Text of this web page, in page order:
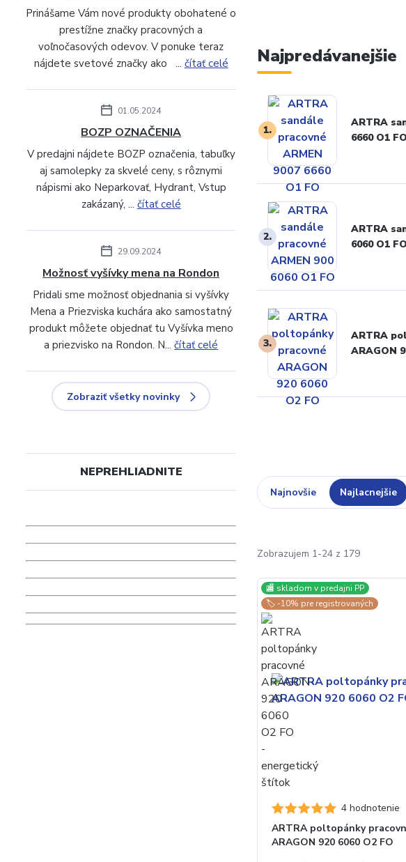
Najpredávanejšie
1.
ARTRA
6660 O1 FO
2.
ARTRA
6060 O1 FO
3.
ARTRA
ARAGON
Najnovšie Najlacnejšie
Zobrazujem 1-24 z 179
🏬 skladom v predajni PP
🏷️ -10% pre registrovaných
4 hodnotenie
ARTRA poltopánky
ARAGON 920 6060 O2 FO
Prinášame Vám nové produkty obohatené o
prestížne značky pracovných a
voľnočasových odevov. V ponuke teraz
nájdete svetové značky ako ... čítať celé
01.05.2024
BOZP OZNAČENIA
V predajni nájdete BOZP označenia, tabuľky
aj samolepky za skvelé ceny, s rôznymi
nápismi ako Neparkovať, Hydrant, Vstup
zakázaný, ... čítať celé
29.09.2024
Možnosť vyšívky mena na Rondon
Pridali sme možnosť objednania si vyšívky
Mena a Priezviska kuchára ako samostatný
produkt môžete objednať tu Vyšívka meno
a priezvisko na Rondon. N...čítať celé
Zobraziť všetky novinky
NEPREHLIADNITE